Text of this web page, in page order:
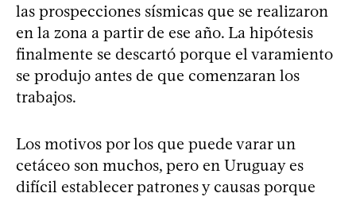
las prospecciones sísmicas que se realizaron
en la zona a partir de ese año. La hipótesis
finalmente se descartó porque el varamiento
se produjo antes de que comenzaran los
trabajos.
Los motivos por los que puede varar un
cetáceo son muchos, pero en Uruguay es
difícil establecer patrones y causas porque